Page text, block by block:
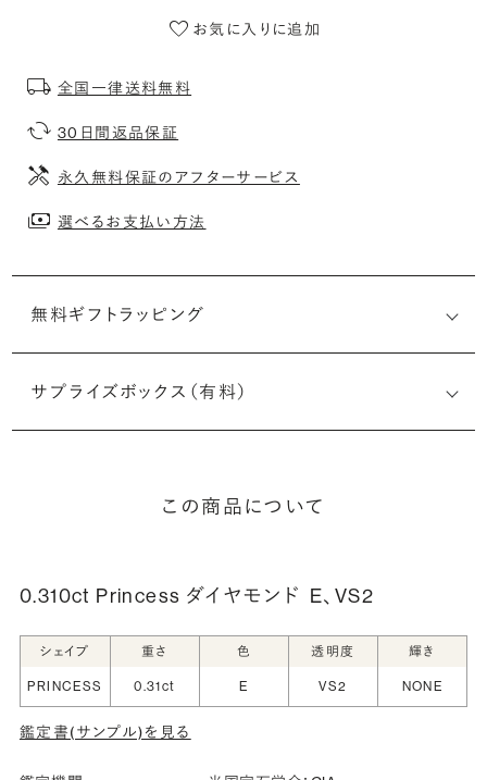
お気に入りに追加
全国一律送料無料
30日間返品保証
永久無料保証のアフターサービス
選べるお支払い方法
無料ギフトラッピング
サプライズボックス（有料）
この商品について
0.310ct Princess ダイヤモンド E、VS2
シェイプ 重さ 色 透明度 輝き
PRINCESS 0.31ct E VS2 NONE
鑑定書(サンプル)を見る